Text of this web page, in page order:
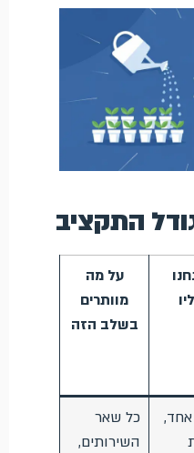
התקציב
על מה
מוותרים
בשלב הזה
אחד,
כל שאר
השירותים,